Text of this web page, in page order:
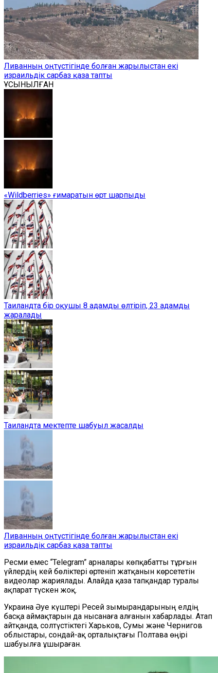
Ливанның оңтүстігінде болған жарылыстан екі
израильдік сарбаз қаза тапты
ҰСЫНЫЛҒАН
«Wildberries» ғимаратын өрт шарпыды
Таиландта бір оқушы 8 адамды өлтіріп, 23 адамды
жаралады
Таиландта мектепте шабуыл жасалды
Ливанның оңтүстігінде болған жарылыстан екі
израильдік сарбаз қаза тапты
Ресми емес “Telegram” арналары көпқабатты тұрғын
үйлердің кей бөліктері өртеніп жатқанын көрсететін
видеолар жариялады. Алайда қаза тапқандар туралы
ақпарат түскен жоқ.
Украина Әуе күштері Ресей зымырандарының елдің
басқа аймақтарын да нысанаға алғанын хабарлады. Атап
айтқанда, солтүстіктегі Харьков, Сумы және Чернигов
облыстары, сондай-ақ орталықтағы Полтава өңірі
шабуылға ұшыраған.